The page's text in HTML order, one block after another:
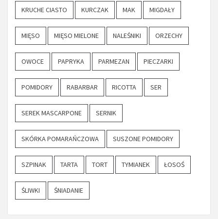
KRUCHE CIASTO KURCZAK MAK MIGDAŁY
MIĘSO MIĘSO MIELONE NALEŚNIKI ORZECHY
OWOCE PAPRYKA PARMEZAN PIECZARKI
POMIDORY RABARBAR RICOTTA SER
SEREK MASCARPONE SERNIK
SKÓRKA POMARAŃCZOWA SUSZONE POMIDORY
SZPINAK TARTA TORT TYMIANEK ŁOSOŚ
ŚLIWKI ŚNIADANIE